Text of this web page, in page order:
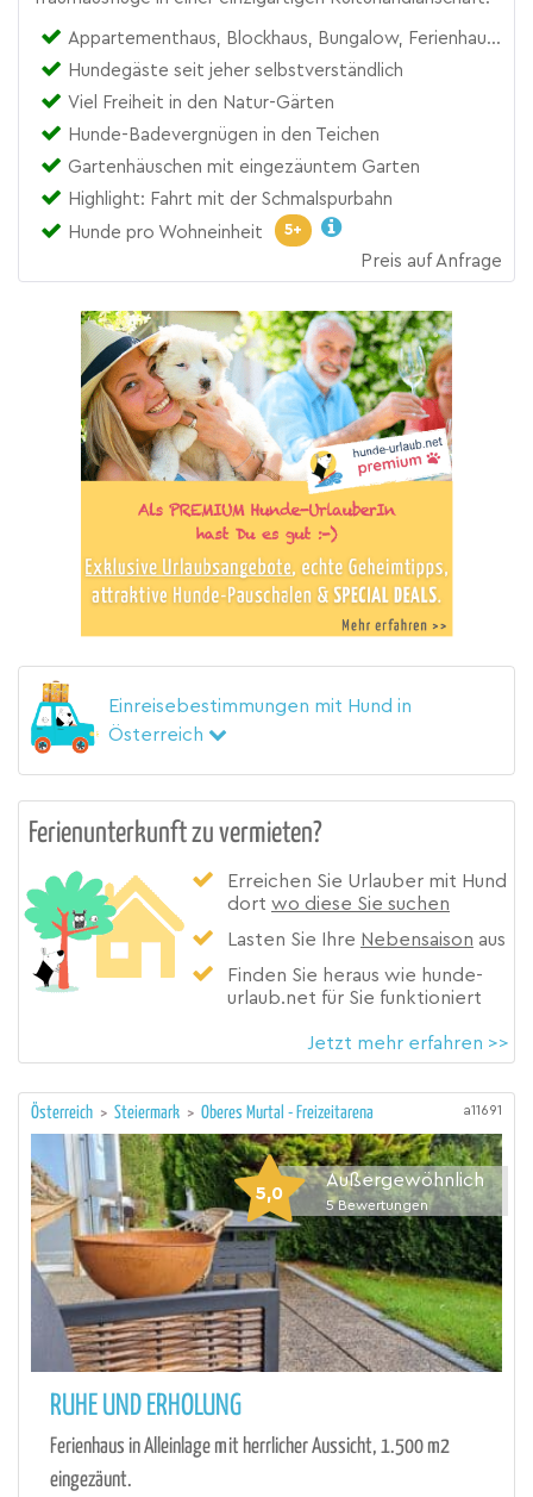
Appartementhaus, Blockhaus, Bungalow, Ferienhaus, Gasthof, Hotel
Hundegäste seit jeher selbstverständlich
Viel Freiheit in den Natur-Gärten
Hunde-Badevergnügen in den Teichen
Gartenhäuschen mit eingezäuntem Garten
Highlight: Fahrt mit der Schmalspurbahn
Hunde pro Wohneinheit
5+
Preis auf Anfrage
Einreisebestimmungen mit Hund in
Österreich
Ferienunterkunft zu vermieten?
Erreichen Sie Urlauber mit Hund
dort wo diese Sie suchen
Lasten Sie Ihre Nebensaison aus
Finden Sie heraus wie hunde-
urlaub.net für Sie funktioniert
Jetzt mehr erfahren >>
Österreich > Steiermark > Oberes Murtal - Freizeitarena a11691
5,0
Außergewöhnlich
5 Bewertungen
RUHE UND ERHOLUNG
Ferienhaus in Alleinlage mit herrlicher Aussicht, 1.500 m2
eingezäunt.